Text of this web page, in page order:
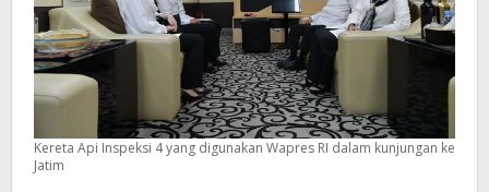
Kereta Api Inspeksi 4 yang digunakan Wapres RI dalam kunjungan ke
Jatim